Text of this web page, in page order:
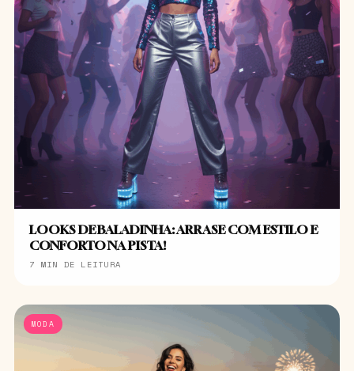
LOOKS DE BALADINHA: ARRASE COM ESTILO E
CONFORTO NA PISTA!
7 MIN DE LEITURA
MODA